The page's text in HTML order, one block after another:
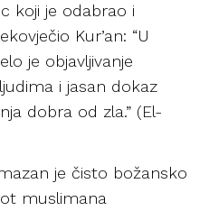
koji je odabrao i
Kur’an: “U
je objavljivanje
i jasan dokaz
dobra od zla.” (El-
je čisto božansko
muslimana